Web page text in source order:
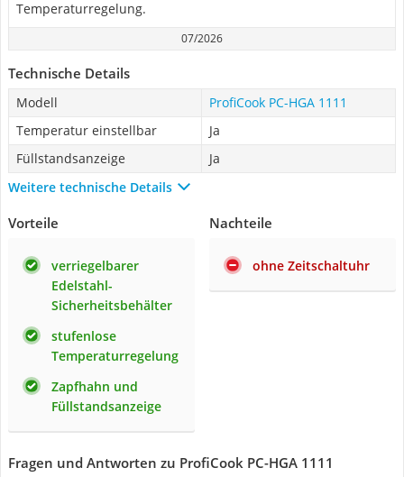
Temperaturregelung.
07/2026
Technische Details
Modell
ProfiCook PC-HGA 1111
Temperatur einstellbar
Ja
Füllstandsanzeige
Ja
Weitere technische Details
Vorteile
verriegelbarer
Edelstahl-
Sicherheitsbehälter
stufenlose
Temperaturregelung
Zapfhahn und
Füllstandsanzeige
Nachteile
ohne Zeitschaltuhr
Fragen und Antworten zu ProfiCook PC-HGA 1111